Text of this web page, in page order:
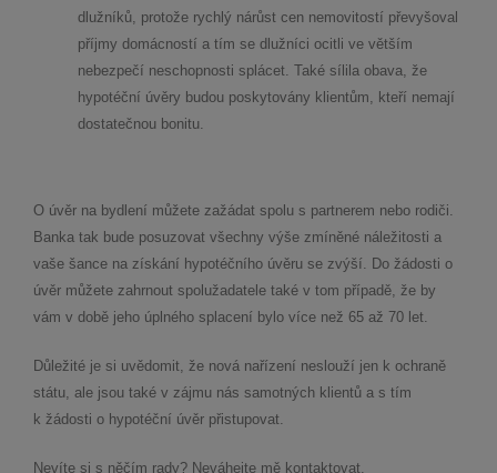
dlužníků, protože rychlý nárůst cen nemovitostí převyšoval
příjmy domácností a tím se dlužníci ocitli ve větším
nebezpečí neschopnosti splácet. Také sílila obava, že
hypotéční úvěry budou poskytovány klientům, kteří nemají
dostatečnou bonitu.
O úvěr na bydlení můžete zažádat spolu s partnerem nebo rodiči.
Banka tak bude posuzovat všechny výše zmíněné náležitosti a
vaše šance na získání hypotéčního úvěru se zvýší. Do žádosti o
úvěr můžete zahrnout spolužadatele také v tom případě, že by
vám v době jeho úplného splacení bylo více než 65 až 70 let.
Důležité je si uvědomit, že nová nařízení neslouží jen k ochraně
státu, ale jsou také v zájmu nás samotných klientů a s tím
k žádosti o hypotéční úvěr přistupovat.
Nevíte si s něčím rady? Neváhejte mě kontaktovat.